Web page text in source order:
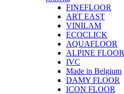
FINEFLOOR
ART EAST
VINILAM
ECOCLICK
AQUAFLOOR
ALPINE FLOOR
IVC
Made in Belgium
DAMY FLOOR
ICON FLOOR